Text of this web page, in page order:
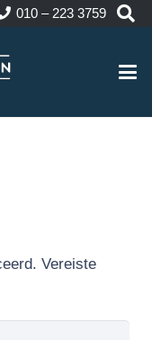
010 – 223 3759
Vereiste